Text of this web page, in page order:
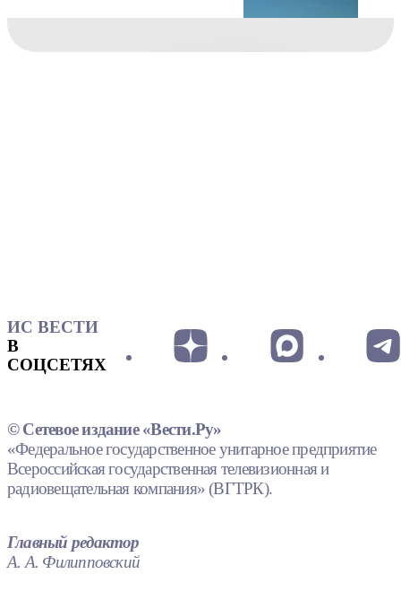
ИС ВЕСТИ
В
СОЦСЕТЯХ
© Сетевое издание «Вести.Ру»
«Федеральное государственное унитарное предприятие
Всероссийская государственная телевизионная и
радиовещательная компания» (ВГТРК).
Главный редактор
А. А. Филипповский